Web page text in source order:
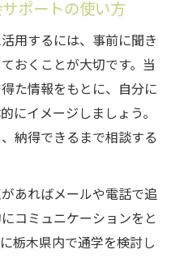
ポートの使い方
用するには、事前に聞き
おくことが大切です。当
た情報をもとに、自分に
にイメージしましょう。
納得できるまで相談する
あればメールや電話で追
コミュニケーションをと
栃木県内で通学を検討し